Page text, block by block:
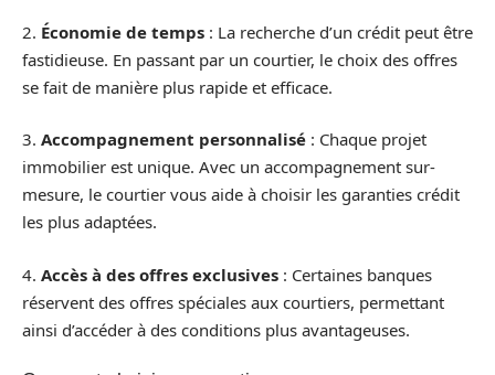
2. Économie de temps : La recherche d’un crédit peut être
fastidieuse. En passant par un courtier, le choix des offres
se fait de manière plus rapide et efficace.
3. Accompagnement personnalisé : Chaque projet
immobilier est unique. Avec un accompagnement sur-
mesure, le courtier vous aide à choisir les garanties crédit
les plus adaptées.
4. Accès à des offres exclusives : Certaines banques
réservent des offres spéciales aux courtiers, permettant
ainsi d’accéder à des conditions plus avantageuses.